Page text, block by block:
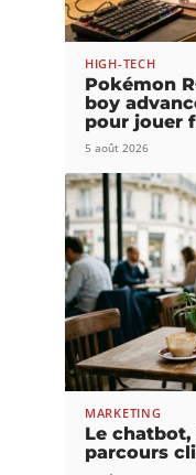
HIGH-TECH
Pokémon
boy
pour jouer
5 août 2026
MARKETING
Le
parcours